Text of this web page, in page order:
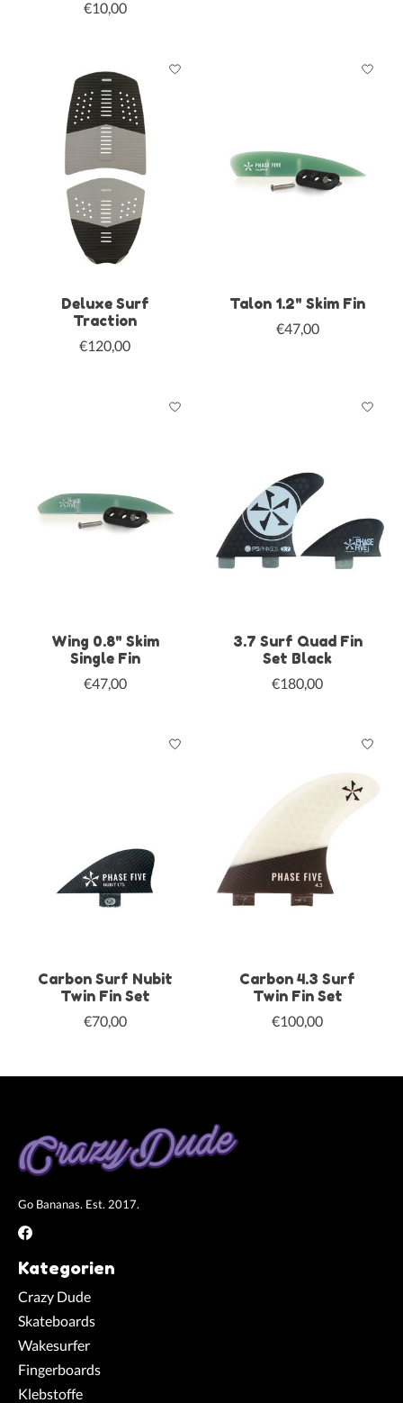
€10,00
Deluxe Surf
Traction
€120,00
Talon 1.2" Skim Fin
€47,00
Wing 0.8" Skim
Single Fin
€47,00
3.7 Surf Quad Fin
Set Black
€180,00
Carbon Surf Nubit
Twin Fin Set
€70,00
Carbon 4.3 Surf
Twin Fin Set
€100,00
Go Bananas. Est. 2017.
Kategorien
Crazy Dude
Skateboards
Wakesurfer
Fingerboards
Klebstoffe